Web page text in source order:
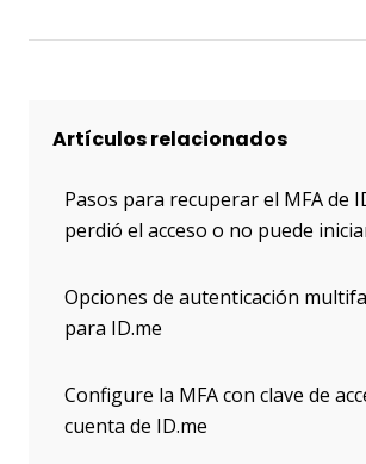
Artículos relacionados
Pasos para recuperar el MFA de
perdió el acceso o no puede
Opciones de autenticación
para ID.me
Configure la MFA con clave de
cuenta de ID.me